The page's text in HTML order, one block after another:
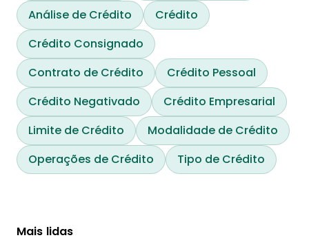
Análise de Crédito
Crédito
Crédito Consignado
Contrato de Crédito
Crédito Pessoal
Crédito Negativado
Crédito Empresarial
Limite de Crédito
Modalidade de Crédito
Operações de Crédito
Tipo de Crédito
Mais lidas